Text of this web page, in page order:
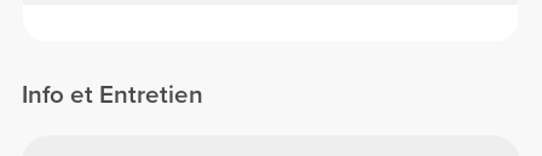
Info et Entretien